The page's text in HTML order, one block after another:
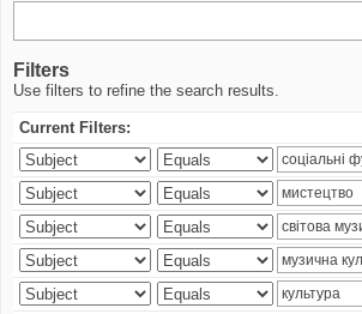
Filters
Use filters to refine the search results.
Current Filters: